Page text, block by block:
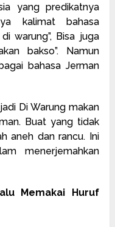
yang predikatnya
kalimat bahasa
warung”, Bisa juga
bakso”. Namun
bahasa Jerman
Di Warung makan
Buat yang tidak
aneh dan rancu. Ini
menerjemahkan
Memakai Huruf